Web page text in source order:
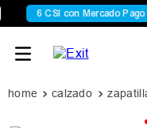
6 CSI con Mercado Pago
calzado